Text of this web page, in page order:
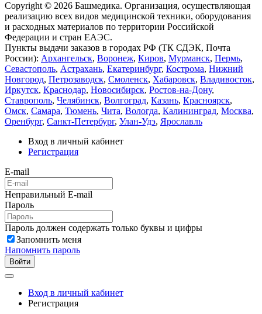
Copyright © 2026 Башмедика. Организация, осуществляющая
реализацию всех видов медицинской техники, оборудования
и расходных материалов по территории Российской
Федерации и стран ЕАЭС.
Пункты выдачи заказов в городах РФ (ТК СДЭК, Почта
России): Архангельск, Воронеж, Киров, Мурманск, Пермь,
Севастополь, Астрахань, Екатеринбург, Кострома, Нижний
Новгород, Петрозаводск, Смоленск, Хабаровск, Владивосток,
Иркутск, Краснодар, Новосибирск, Ростов-на-Дону,
Ставрополь, Челябинск, Волгоград, Казань, Красноярск,
Омск, Самара, Тюмень, Чита, Вологда, Калининград, Москва,
Оренбург, Санкт-Петербург, Улан-Удэ, Ярославль
Вход в личный кабинет
Регистрация
E-mail
Неправильный E-mail
Пароль
Пароль должен содержать только буквы и цифры
Запомнить меня
Напомнить пароль
Войти
Вход в личный кабинет
Регистрация